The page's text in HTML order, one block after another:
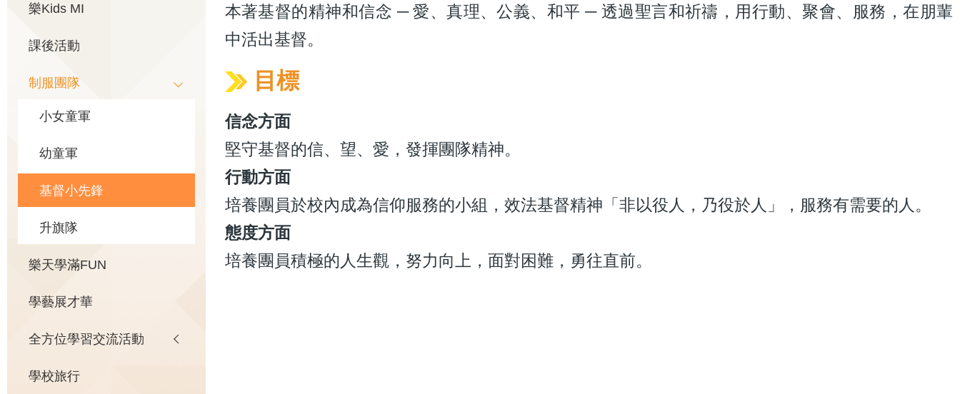
本著基督的精神和信念 ─ 愛、真理、公義、和平 ─ 透過聖言和祈禱，用行動、聚會、服務，在朋輩
中活出基督。
目標
信念方面
堅守基督的信、望、愛，發揮團隊精神。
行動方面
培養團員於校內成為信仰服務的小組，效法基督精神「非以役人，乃役於人」，服務有需要的人。
態度方面
培養團員積極的人生觀，努力向上，面對困難，勇往直前。
navigation
樂Kids MI
課後活動
制服團隊
小女童軍
幼童軍
基督小先鋒
升旗隊
樂天學滿FUN
學藝展才華
全方位學習交流活動
學校旅行